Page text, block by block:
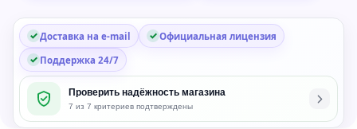
Доставка на e-mail
Официальная лицензия
Поддержка 24/7
Проверить надёжность магазина
7 из 7 критериев подтверждены